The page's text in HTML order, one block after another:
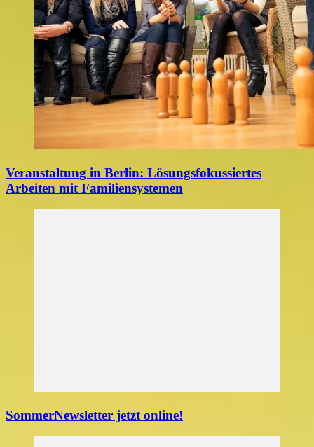
Veranstaltung in Berlin: Lösungsfokussiertes
Arbeiten mit Familiensystemen
SommerNewsletter jetzt online!